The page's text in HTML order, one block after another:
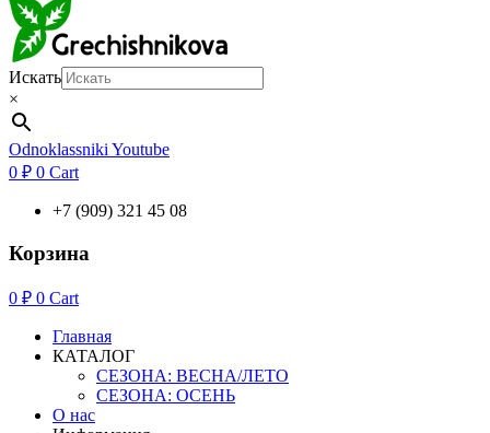
Искать
×
Odnoklassniki Youtube
0 ₽ 0 Cart
+7 (909) 321 45 08
Корзина
0 ₽ 0 Cart
Главная
КАТАЛОГ
СЕЗОНА: ВЕСНА/ЛЕТО
СЕЗОНА: ОСЕНЬ
О нас